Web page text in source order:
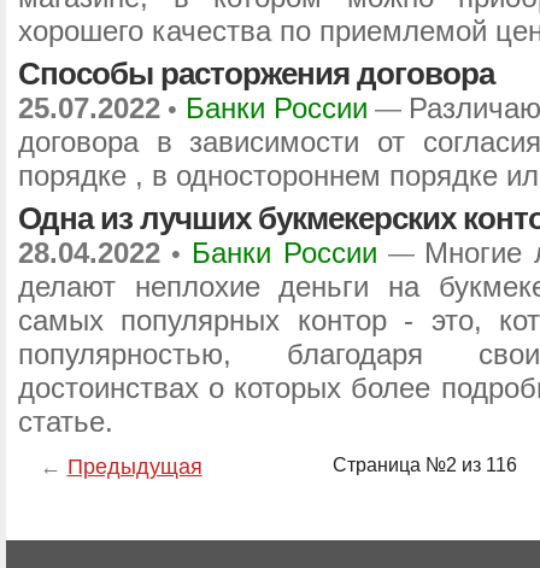
хорошего качества по приемлемой
Способы расторжения договора
25.07.2022 • Банки России —
договора в зависимости от
порядке , в одностороннем порядке
Одна из лучших букмекерских
28.04.2022 • Банки России — Многие
делают неплохие деньги на
самых популярных контор - это,
популярностью, благодаря
достоинствах о которых более
статье.
← Предыдущая Страница №2 из 116